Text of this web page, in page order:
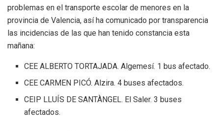
problemas en el transporte escolar de menores en la
provincia de Valencia, así ha comunicado por transparencia
las incidencias de las que han tenido constancia esta
mañana:
CEE ALBERTO TORTAJADA. Algemesí. 1 bus afectado.
CEE CARMEN PICÓ. Alzira. 4 buses afectados.
CEIP LLUÍS DE SANTÀNGEL. El Saler. 3 buses
afectados.